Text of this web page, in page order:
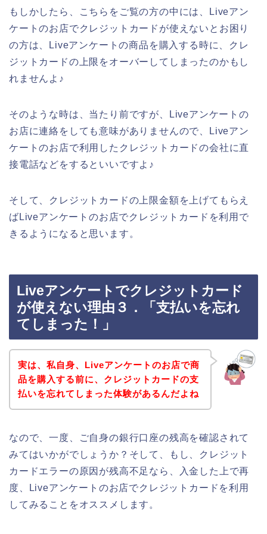
もしかしたら、こちらをご覧の方の中には、Liveアン
ケートのお店でクレジットカードが使えないとお困り
の方は、Liveアンケートの商品を購入する時に、クレ
ジットカードの上限をオーバーしてしまったのかもし
れませんよ♪
そのような時は、当たり前ですが、Liveアンケートの
お店に連絡をしても意味がありませんので、Liveアン
ケートのお店で利用したクレジットカードの会社に直
接電話などをするといいですよ♪
そして、クレジットカードの上限金額を上げてもらえ
ばLiveアンケートのお店でクレジットカードを利用で
きるようになると思います。
Liveアンケートでクレジットカード
が使えない理由３．「支払いを忘れ
てしまった！」
実は、私自身、Liveアンケートのお店で商
品を購入する前に、クレジットカードの支
払いを忘れてしまった体験があるんだよね
なので、一度、ご自身の銀行口座の残高を確認されて
みてはいかがでしょうか？そして、もし、クレジット
カードエラーの原因が残高不足なら、入金した上で再
度、Liveアンケートのお店でクレジットカードを利用
してみることをオススメします。